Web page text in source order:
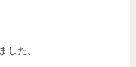
した。